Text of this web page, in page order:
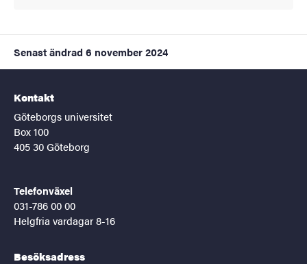
Senast ändrad 6 november 2024
Kontakt
Göteborgs universitet
Box 100
405 30 Göteborg
Telefonväxel
031-786 00 00
Helgfria vardagar 8-16
Besöksadress